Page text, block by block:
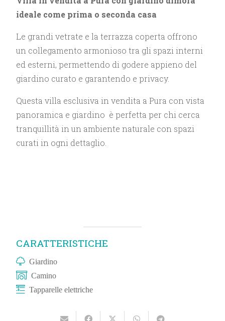
ideale come prima o seconda casa
Le grandi vetrate e la terrazza coperta offrono
un collegamento armonioso tra gli spazi interni
ed esterni, permettendo di godere appieno del
giardino curato e garantendo e privacy.
Questa villa esclusiva in vendita a Pura con vista
panoramica e giardino è perfetta per chi cerca
tranquillità in un ambiente naturale con spazi
curati in ogni dettaglio.
CARATTERISTICHE
Giardino
Camino
Tapparelle elettriche